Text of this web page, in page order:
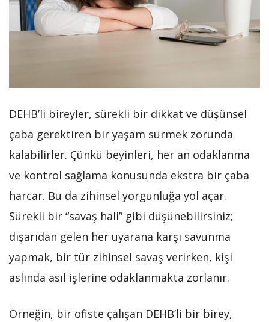
DEHB’li bireyler, sürekli bir dikkat ve düşünsel
çaba gerektiren bir yaşam sürmek zorunda
kalabilirler. Çünkü beyinleri, her an odaklanma
ve kontrol sağlama konusunda ekstra bir çaba
harcar. Bu da zihinsel yorgunluğa yol açar.
Sürekli bir “savaş hali” gibi düşünebilirsiniz;
dışarıdan gelen her uyarana karşı savunma
yapmak, bir tür zihinsel savaş verirken, kişi
aslında asıl işlerine odaklanmakta zorlanır.
Örneğin, bir ofiste çalışan DEHB’li bir birey,